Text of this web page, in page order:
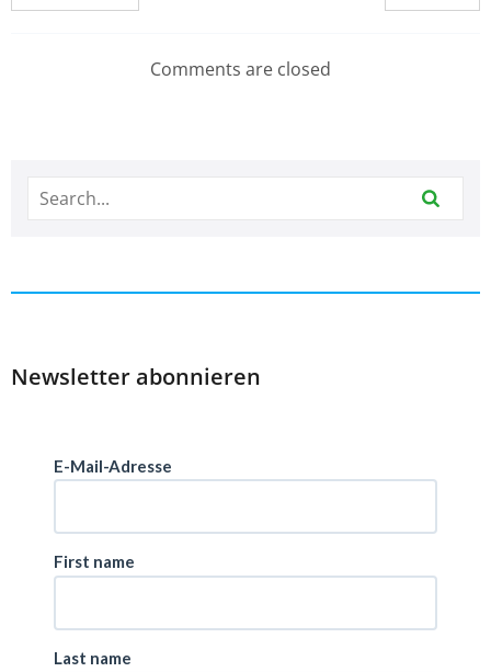
Comments are closed
Newsletter abonnieren